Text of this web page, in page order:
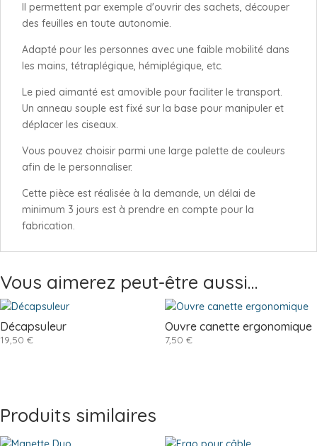
Il permettent par exemple d'ouvrir des sachets, découper
des feuilles en toute autonomie.
Adapté pour les personnes avec une faible mobilité dans
les mains, tétraplégique, hémiplégique, etc.
Le pied aimanté est amovible pour faciliter le transport.
Un anneau souple est fixé sur la base pour manipuler et
déplacer les ciseaux.
Vous pouvez choisir parmi une large palette de couleurs
afin de le personnaliser.
Cette pièce est réalisée à la demande, un délai de
minimum 3 jours est à prendre en compte pour la
fabrication.
Vous aimerez peut-être aussi…
Décapsuleur
19,50 €
Ouvre canette ergonomique
7,50 €
Produits similaires